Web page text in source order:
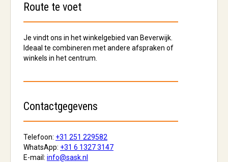
Route te voet
Je vindt ons in hetwinkelgebied van Beverwijk
Ideaal te combineren met andere afspraken of
winkels in het centrum.
Contactgegevens
Telefoon: +31 251 229582
WhatsApp: +31 6 1327 3147
E-mail: info@sask.nl